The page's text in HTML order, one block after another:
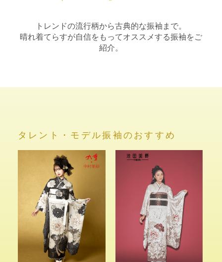
トレンドの流行柄から古典的な振袖まで。
晴れ着てらすが自信をもってオススメする振袖をご
紹介。
タレント・モデル振袖のおすすめ